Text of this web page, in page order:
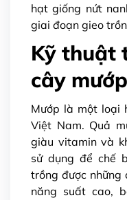
hạt giống nứt
giai đoạn gieo
Kỹ thuật
cây
Mướp là một loại
Việt Nam. Quả
giàu vitamin và
sử dụng để chế
trồng được những
năng suất cao,